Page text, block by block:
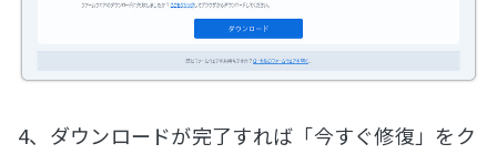
4、ダウンロードが完了すれば「今すぐ修復」をク